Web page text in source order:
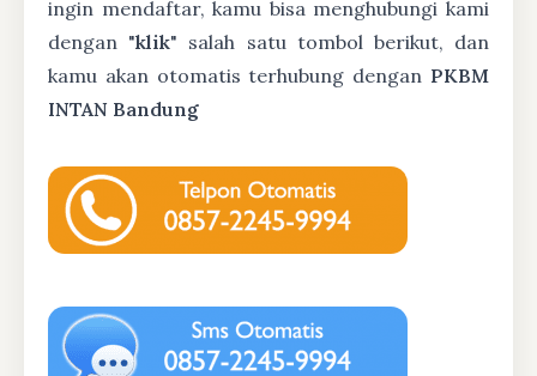
ingin mendaftar, kamu bisa menghubungi kami
dengan "klik" salah satu tombol berikut, dan
kamu akan otomatis terhubung dengan PKBM
INTAN Bandung